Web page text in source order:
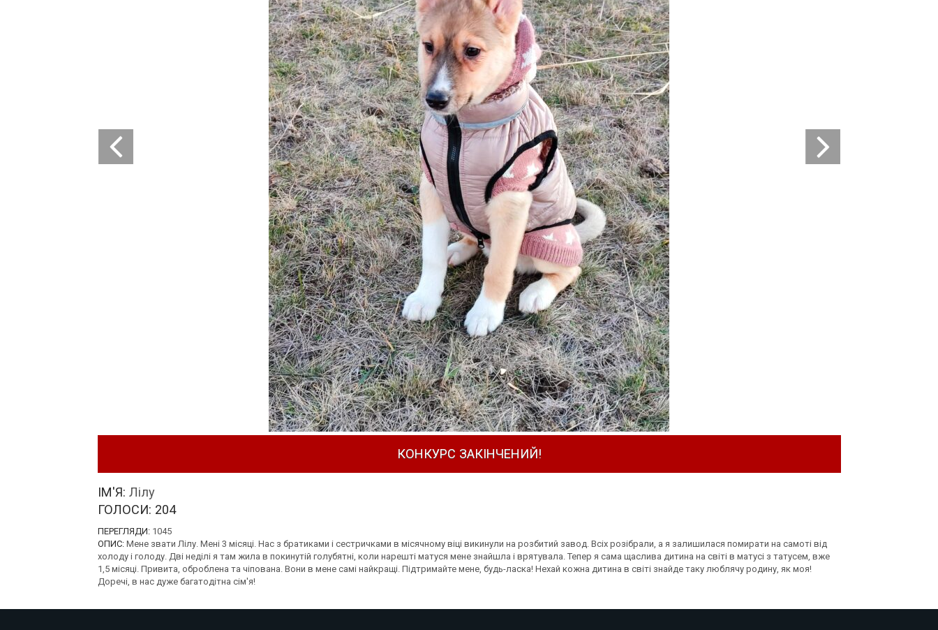
КОНКУРС ЗАКІНЧЕНИЙ!
ІМ'Я: Лілу
ГОЛОСИ: 204
ПЕРЕГЛЯДИ:1045
ОПИС:Мене звати Лілу. Мені 3 місяці. Нас з братиками і сестричками в місячному віці викинули на розбитий завод. Всіх розібрали, а я залишилася помирати на самоті від
холоду і голоду. Дві неділі я там жила в покинутій голубятні, коли нарешті матуся мене знайшла і врятувала. Тепер я сама щаслива дитина на світі в матусі з татусем, вже
1,5 місяці. Привита, оброблена та чіпована. Вони в мене самі найкращі. Підтримайте мене, будь-ласка! Нехай кожна дитина в світі знайде таку люблячу родину, як моя!
Доречі, в нас дуже багатодітна сім'я!